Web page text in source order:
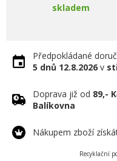
skladem
Předpokládané
5 dnů 12.8.2026 v
Doprava již od 89,-
Balíkovna
Nákupem zboží
Recyklační